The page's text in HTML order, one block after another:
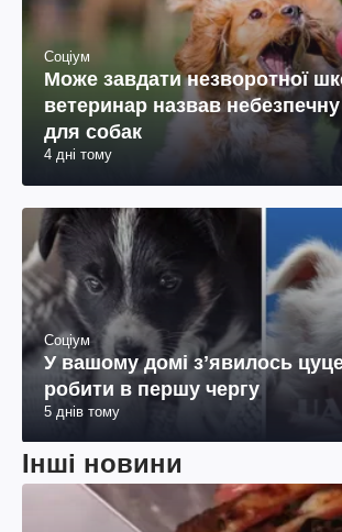
Соціум
Може завдати незворотної
ветеринар назвав небезпечну
для собак
4 дні тому
Соціум
У вашому домі зʼявилось
робити в першу чергу
5 днів тому
Інші новини